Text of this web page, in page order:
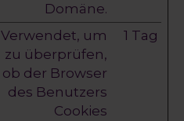
Domäne.
Verwendet, um
zu überprüfen,
ob der Browser
des Benutzers
Cookies
1 Tag